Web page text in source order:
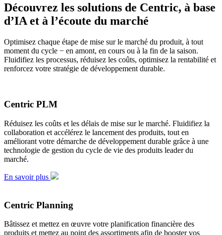
Découvrez les solutions de Centric, à base
d’IA et à l’écoute du marché
Optimisez chaque étape de mise sur le marché du produit, à tout
moment du cycle − en amont, en cours ou à la fin de la saison.
Fluidifiez les processus, réduisez les coûts, optimisez la rentabilité et
renforcez votre stratégie de développement durable.
Centric PLM
Réduisez les coûts et les délais de mise sur le marché. Fluidifiez la
collaboration et accélérez le lancement des produits, tout en
améliorant votre démarche de développement durable grâce à une
technologie de gestion du cycle de vie des produits leader du
marché.
En savoir plus
Centric Planning
Bâtissez et mettez en œuvre votre planification financière des
produits et mettez au point des assortiments afin de booster vos